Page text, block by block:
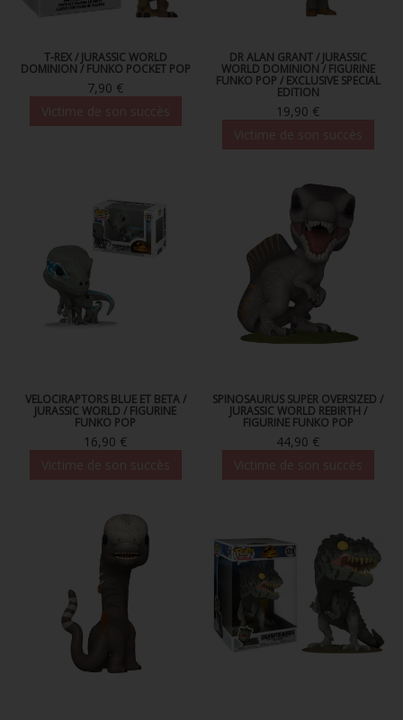
T-REX / JURASSIC WORLD
DOMINION / FUNKO POCKET POP
7,90 €
DR ALAN GRANT / JURASSIC
WORLD DOMINION / FIGURINE
FUNKO POP / EXCLUSIVE SPECIAL
EDITION
19,90 €
VELOCIRAPTORS BLUE ET BETA /
JURASSIC WORLD / FIGURINE
FUNKO POP
16,90 €
SPINOSAURUS SUPER OVERSIZED /
JURASSIC WORLD REBIRTH /
FIGURINE FUNKO POP
44,90 €